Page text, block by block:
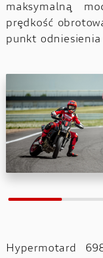
maksymalną
prędkość
punkt
Hypermotard